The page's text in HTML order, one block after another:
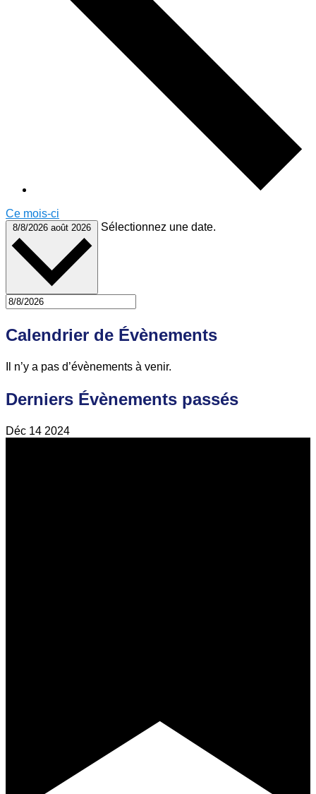
Ce mois-ci
8/8/2026 août 2026 Sélectionnez une date.
Calendrier de Évènements
Il n’y a pas d’évènements à venir.
Derniers Évènements passés
Déc 14 2024